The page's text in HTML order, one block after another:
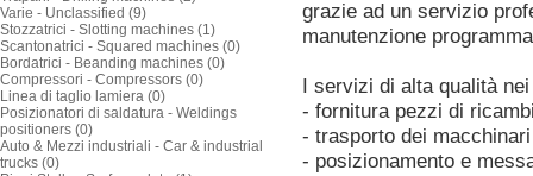
Varie - Unclassified (9)
Stozzatrici - Slotting machines (1)
Scantonatrici - Squared machines (0)
Bordatrici - Beanding machines (0)
Compressori - Compressors (0)
Linea di taglio lamiera (0)
Posizionatori di saldatura - Weldings
positioners (0)
Auto & Mezzi industriali - Car & industrial
trucks (0)
grazie ad un servizio
manutenzione
I servizi di alta qualità
- fornitura pezzi di
- trasporto dei
- posizionamento e